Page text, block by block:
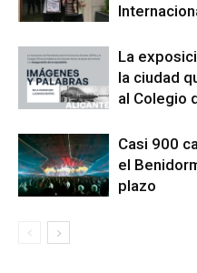
La
la ciudad
al Colegio
Casi 900
el
plazo